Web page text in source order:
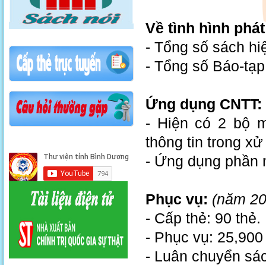
Về tình hình
- Tổng số sách
- Tổng số Báo-
Ứng dụng CNTT:
- Hiện có 2 bộ
thông tin trong
- Ứng dụng phần
Phục vụ: (năm
- Cấp thẻ: 90 thẻ.
- Phục vụ:
- Luân chuyển